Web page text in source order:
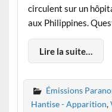
circulent sur un
aux Philippines.
Lire la suite…
Émissions
Hantise - Apparition,